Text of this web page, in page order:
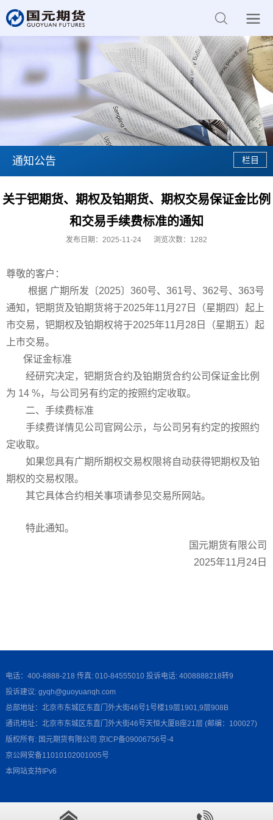
通知公告
关于钯期货、期权及铂期货、期权交易保证金比例
和交易手续费标准的通知
发布日期：2025-11-24 浏览次数： 1282
尊敬的客户：
根据 广期所发〔2025〕360号、 361号、 362号、 363号
通知，钯期货及铂期货将于2025年11月27日（星期四）起上
市交易，钯期权及铂期权将于2025年11月28日（星期五）起
上市交易。
保证金标准
经研究决定， 钯期货合约及铂期货合约公司保证金比例
为 14 %，与公司另有约定的按照约定收取。
二、手续费标准
手续费详情见公司官网公示，与公司另有约定的按照约
定收取。
如果您具有广期所期权交易权限将自动获得钯期权及铂
期权的交易权限。
其它具体合约相关事项请参见交易所网 站。
特此通知。
国元期货有限公司
2025年11月 24日
电话：400-8888-218 传真: 010-84555010 投诉电话: 4008888218转9
投诉建议: gyqh@guoyuanqh.com
总部地址：北京市东城区东直门外大街46号1号楼19层1901,9层908B
通讯地址：北京市东城区东直门外大街46号天恒大厦B座21层 (邮编：100027)
版权所有: 国元期货有限公司 京ICP备09006756号-4
京公网安备11010102001005号
本网站支持IPv6